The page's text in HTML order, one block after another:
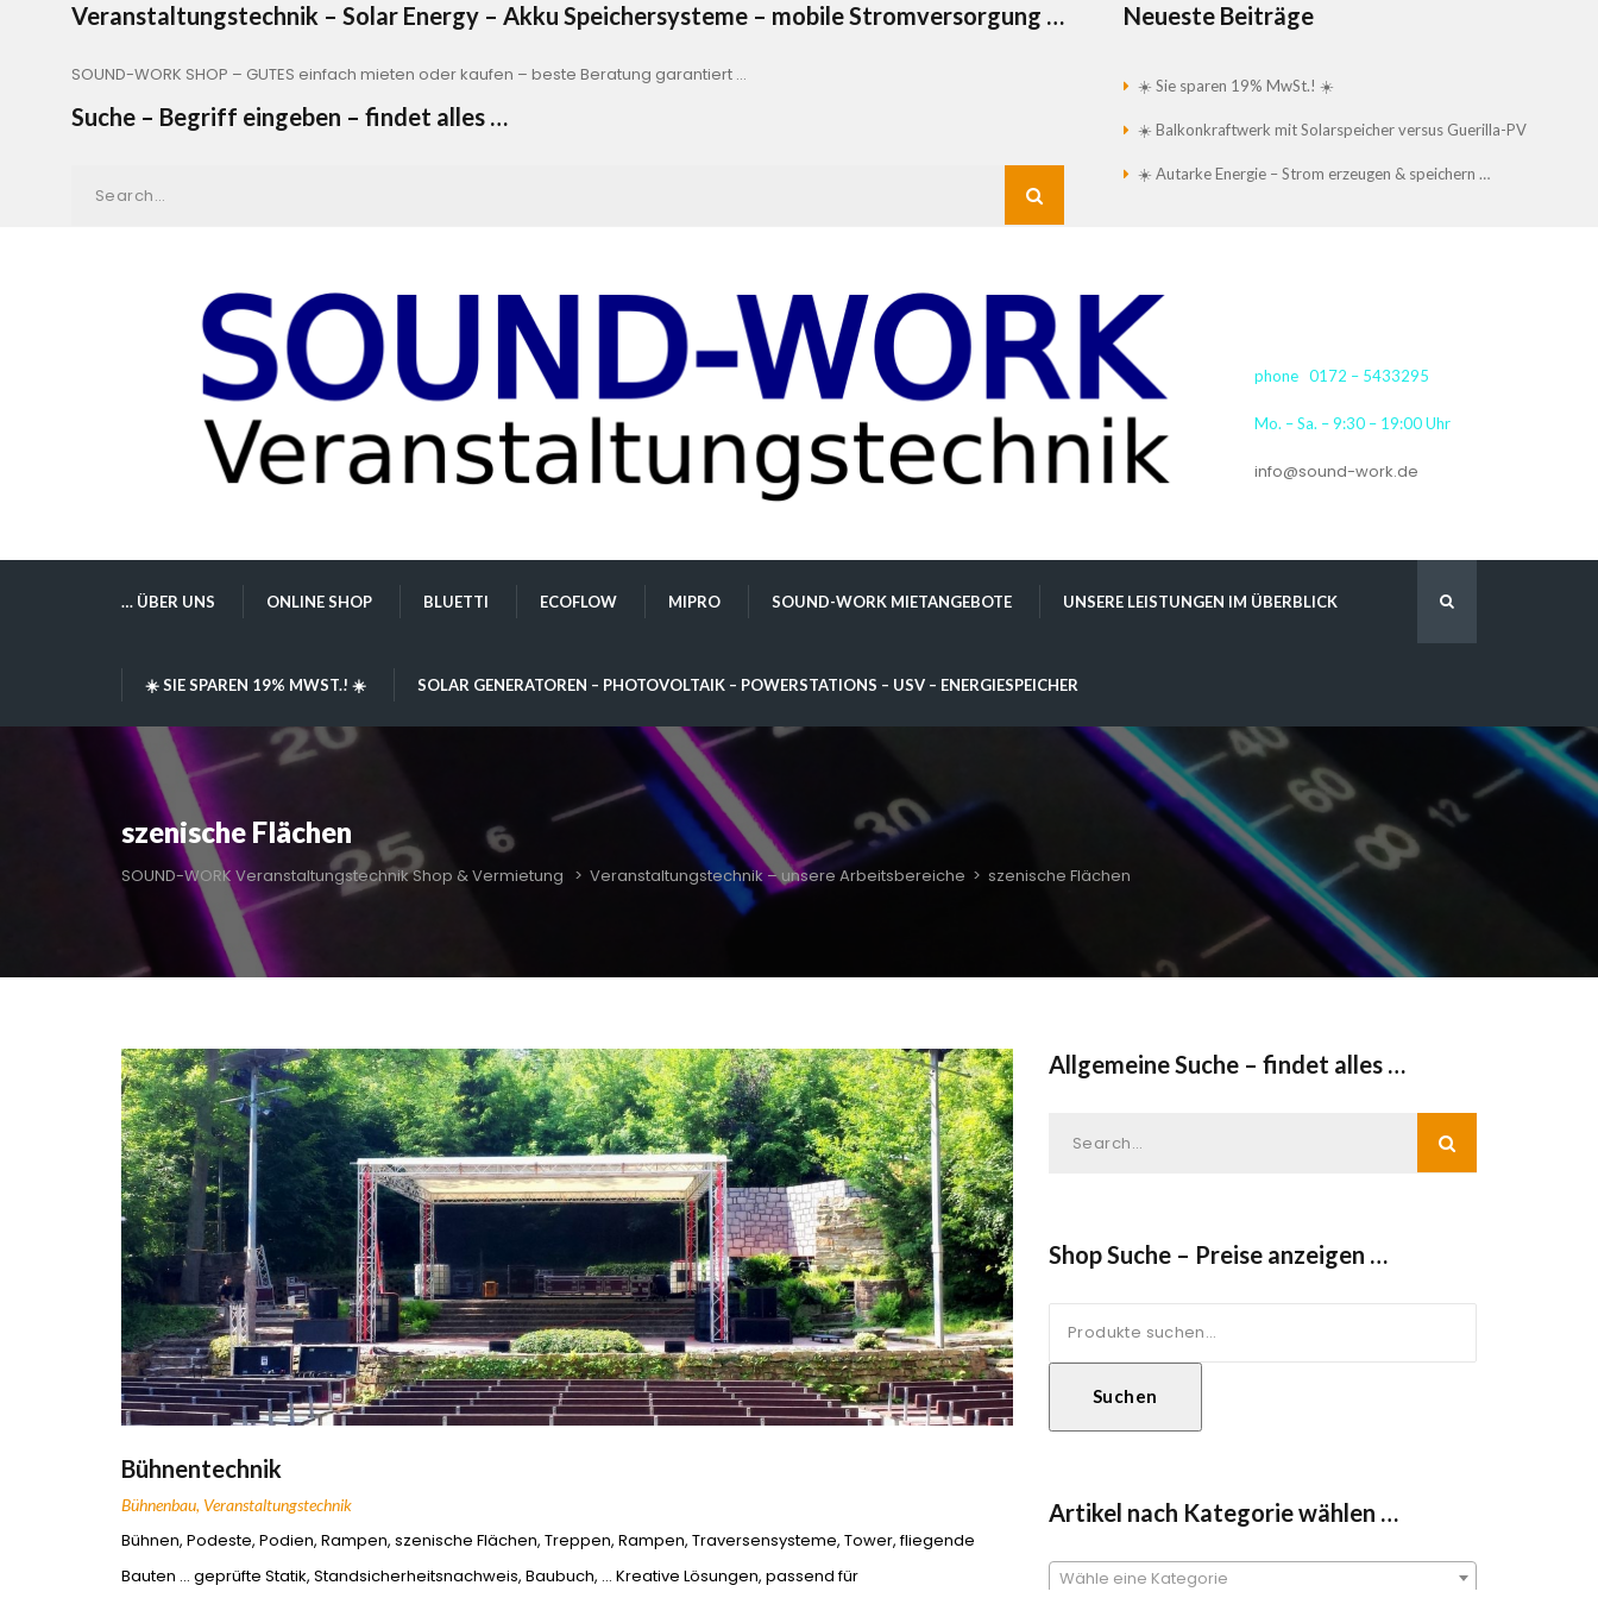
Veranstaltungstechnik – Solar Energy – Akku Speichersysteme – mobile Stromversorgung …
SOUND-WORK SHOP – GUTES einfach mieten oder kaufen – beste Beratung garantiert …
Suche – Begriff eingeben – findet alles …
Neueste Beiträge
☀️ Sie sparen 19% MwSt.! ☀️
☀️ Balkonkraftwerk mit Solarspeicher versus Guerilla-PV
☀️ Autarke Energie – Strom erzeugen & speichern …
phone 0172 – 5433295
Mo. – Sa. – 9:30 – 19:00 Uhr
info@sound-work.de
… ÜBER UNS ONLINE SHOP BLUETTI ECOFLOW MIPRO SOUND-WORK MIETANGEBOTE UNSERE LEISTUNGEN IM ÜBERBLICK
☀️ SIE SPAREN 19% MWST.! ☀️ SOLAR GENERATOREN – PHOTOVOLTAIK – POWERSTATIONS – USV – ENERGIESPEICHER
szenische Flächen
SOUND-WORK Veranstaltungstechnik Shop & Vermietung > Veranstaltungstechnik – unsere Arbeitsbereiche > szenische Flächen
Bühnentechnik
Bühnenbau, Veranstaltungstechnik
Bühnen, Podeste, Podien, Rampen, szenische Flächen, Treppen, Rampen, Traversensysteme, Tower, fliegende
Bauten … geprüfte Statik, Standsicherheitsnachweis, Baubuch, … Kreative Lösungen, passend für
Allgemeine Suche – findet alles …
Shop Suche – Preise anzeigen …
Suche
nach:
Suchen
Artikel nach Kategorie wählen …
Wähle eine Kategorie